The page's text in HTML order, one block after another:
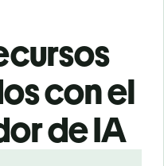
con el
de IA